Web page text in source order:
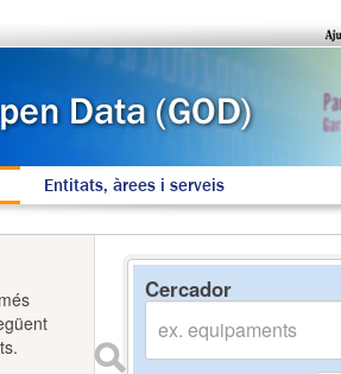
Entitats, àrees i serveis
Cercador